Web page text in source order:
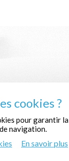
cookies ?
pour garantir la
navigation.
En savoir plus